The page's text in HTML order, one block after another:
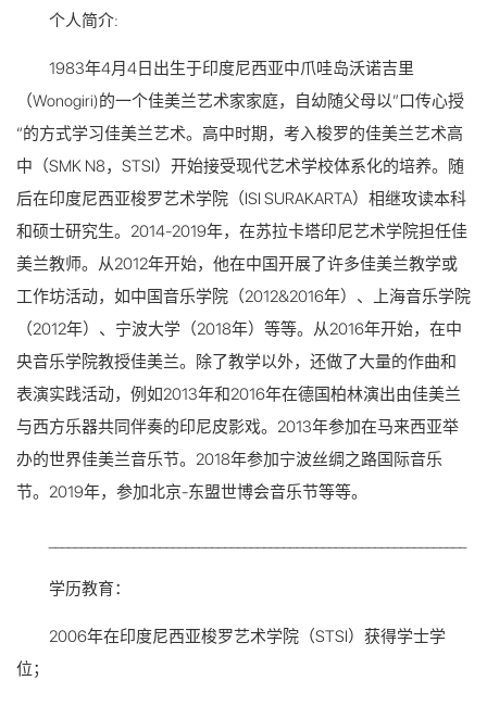
个人简介:
1983年4月4日出生于印度尼西亚中爪哇岛沃诺吉里
（Wonogiri)的一个佳美兰艺术家家庭，自幼随父母以”口传心授
“的方式学习佳美兰艺术。 高中时期，考入梭罗的佳美兰艺术高
中（SMK N8，STSI）开始接受现代艺术学校体系化的培养。随
后在印度尼西亚梭罗艺术学院（ISI SURAKARTA）相继攻读本科
和硕士研究生。2014-2019年，在苏拉卡塔印尼艺术学院担任佳
美兰教师。从2012年开始，他在中国开展了许多佳美兰教学或
工作坊活动，如中国音乐学院（2012&2016年）、上海音乐学院
（2012年）、宁波大学（2018年）等等。从2016年开始，在中
央音乐学院教授佳美兰。除了教学以外，还做了大量的作曲和
表演实践活动，例如2013年和2016年在德国柏林演出由佳美兰
与西方乐器共同伴奏的印尼皮影戏。2013年参加在马来西亚举
办的世界佳美兰音乐节。2018年参加宁波丝绸之路国际音乐
节。2019年，参加北京-东盟世博会音乐节等等。
学历教育：
2006年在印度尼西亚梭罗艺术学院（STSI）获得学士学
位；